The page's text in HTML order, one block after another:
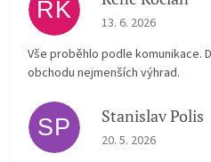
RK The store rating is 5
13. 6. 2026
Vše proběhlo podle komunikace.
obchodu nejmenších výhrad.
SP Stanislav Polis
The store rating is 2
20. 5. 2026